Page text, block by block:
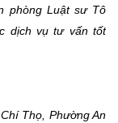
phòng Luật sư Tô
dịch vụ tư vấn tốt
Thọ, Phường An